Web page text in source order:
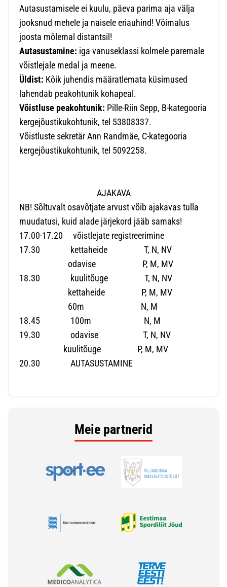
Autasustamisele ei kuulu, päeva parima aja välja
jooksnud mehele ja naisele eriauhind! Võimalus
joosta mõlemal distantsil!
Autasustamine: iga vanuseklassi kolmele paremale
võistlejale medal ja meene.
Üldist: Kõik juhendis määratlemata küsimused
lahendab peakohtunik kohapeal.
Võistluse peakohtunik: Pille-Riin Sepp, B-kategooria
kergejõustikukohtunik, tel 53808337.
Võistluste sekretär Ann Randmäe, C-kategooria
kergejõustikukohtunik, tel 5092258.
AJAKAVA
NB! Sõltuvalt osavõtjate arvust võib ajakavas tulla
muudatusi, kuid alade järjekord jääb samaks!
17.00-17.20 võistlejate registreerimine
17.30 kettaheide T, N, NV
odavise P, M, MV
18.30 kuulitõuge T, N, NV
kettaheide P, M, MV
60m N, M
18.45 100m N, M
19.30 odavise T, N, NV
kuulitõuge P, M, MV
20.30 AUTASUSTAMINE
Meie partnerid